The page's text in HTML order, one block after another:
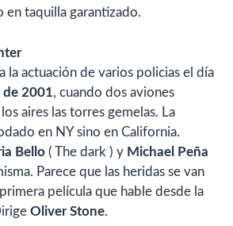
en taquilla garantizado.
la actuación de varios policias el día
de 2001, cuando dos aviones
aires las torres gemelas. La
en NY sino en California.
Bello ( The dark ) y Michael Peña
Parece que las heridas se van
película que hable desde la
Oliver Stone.